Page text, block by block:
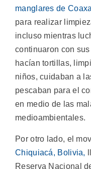
manglares de
para realizar
incluso mientras
continuaron con
hacían tortillas,
niños, cuidaban a
pescaban para el
en medio de las
medioambientales.
Por otro lado, el
Chiquiacá, Bolivia,
Reserva Nacional